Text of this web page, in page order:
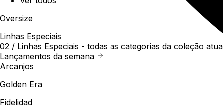
Oversize
Linhas Especiais
02 / Linhas Especiais - todas as categorias da coleção
Lançamentos da semana
Arcanjos
Golden Era
Fidelidad